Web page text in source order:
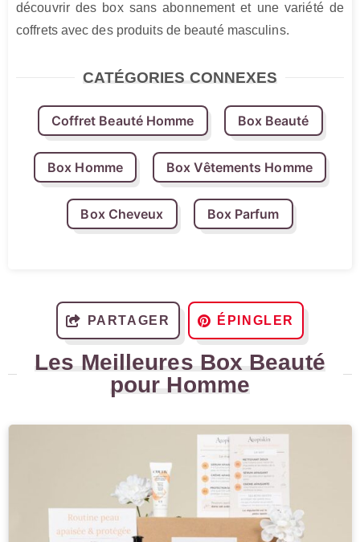
découvrir des box sans abonnement et une variété de
coffrets avec des produits de beauté masculins.
CATÉGORIES CONNEXES
Coffret Beauté Homme Box Beauté
Box Homme Box Vêtements Homme
Box Cheveux Box Parfum
PARTAGER ÉPINGLER
Les Meilleures Box Beauté
pour Homme